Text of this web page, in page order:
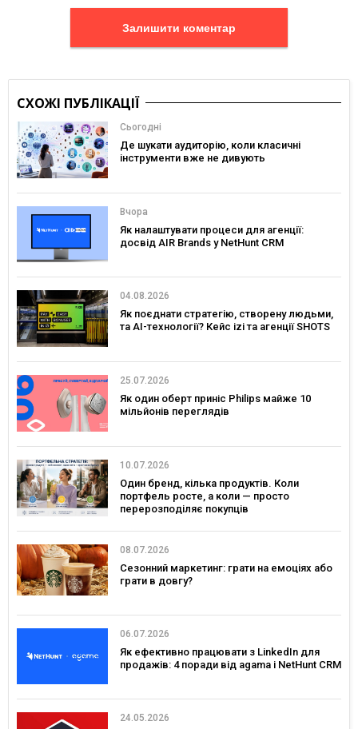
Залишити коментар
СХОЖІ ПУБЛІКАЦІЇ
Сьогодні
Де шукати аудиторію, коли класичні
інструменти вже не дивують
Вчора
Як налаштувати процеси для агенції:
досвід AIR Brands у NetHunt CRM
04.08.2026
Як поєднати стратегію, створену людьми,
та AI-технології? Кейс izi та агенції SHOTS
25.07.2026
Як один оберт приніс Philips майже 10
мільйонів переглядів
10.07.2026
Один бренд, кілька продуктів. Коли
портфель росте, а коли — просто
перерозподіляє покупців
08.07.2026
Сезонний маркетинг: грати на емоціях або
грати в довгу?
06.07.2026
Як ефективно працювати з LinkedIn для
продажів: 4 поради від agama і NetHunt CRM
24.05.2026